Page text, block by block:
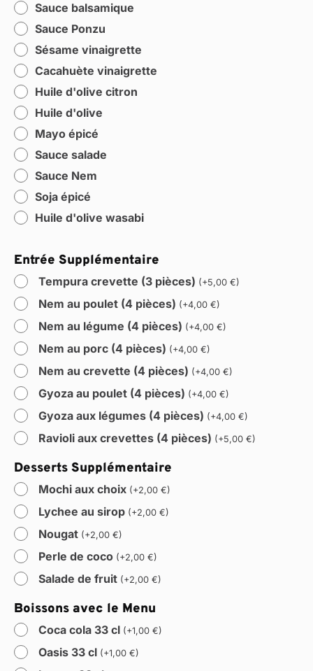
Sauce balsamique
Sauce Ponzu
Sésame vinaigrette
Cacahuète vinaigrette
Huile d'olive citron
Huile d'olive
Mayo épicé
Sauce salade
Sauce Nem
Soja épicé
Huile d'olive wasabi
Entrée Supplémentaire
Tempura crevette (3 pièces) (+5,00 €)
Nem au poulet (4 pièces) (+4,00 €)
Nem au légume (4 pièces) (+4,00 €)
Nem au porc (4 pièces) (+4,00 €)
Nem au crevette (4 pièces) (+4,00 €)
Gyoza au poulet (4 pièces) (+4,00 €)
Gyoza aux légumes (4 pièces) (+4,00 €)
Ravioli aux crevettes (4 pièces) (+5,00 €)
Desserts Supplémentaire
Mochi aux choix (+2,00 €)
Lychee au sirop (+2,00 €)
Nougat (+2,00 €)
Perle de coco (+2,00 €)
Salade de fruit (+2,00 €)
Boissons avec le Menu
Coca cola 33 cl (+1,00 €)
Oasis 33 cl (+1,00 €)